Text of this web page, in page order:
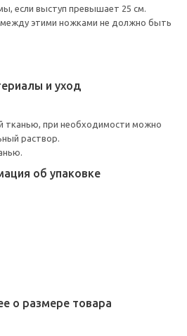
если выступ превышает 25 см.
этими ножками не должно быть
и уход
тканью, при необходимости можно
раствор.
об упаковке
о размере товара